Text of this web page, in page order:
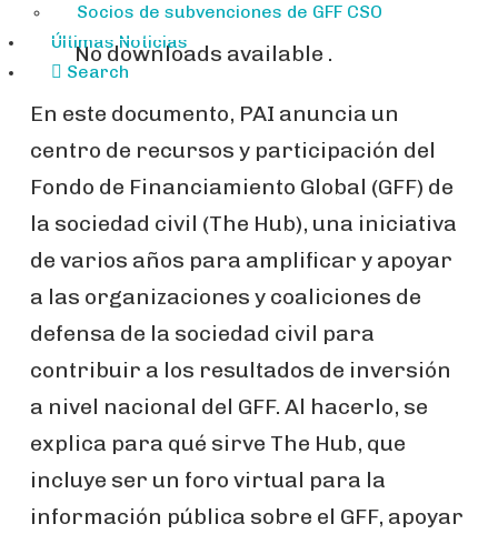
Socios de subvenciones de GFF CSO
Últimas Noticias
Search
No downloads available .
En este documento, PAI anuncia un
centro de recursos y participación del
Fondo de Financiamiento Global (GFF) de
la sociedad civil (The Hub), una iniciativa
de varios años para amplificar y apoyar
a las organizaciones y coaliciones de
defensa de la sociedad civil para
contribuir a los resultados de inversión
a nivel nacional del GFF. Al hacerlo, se
explica para qué sirve The Hub, que
incluye ser un foro virtual para la
información pública sobre el GFF, apoyar